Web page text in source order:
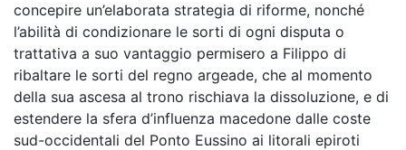
concepire un’elaborata strategia di riforme, nonché
l’abilità di condizionare le sorti di ogni disputa o
trattativa a suo vantaggio permisero a Filippo di
ribaltare le sorti del regno argeade, che al momento
della sua ascesa al trono rischiava la dissoluzione, e di
estendere la sfera d’influenza macedone dalle coste
sud-occidentali del Ponto Eussino ai litorali epiroti